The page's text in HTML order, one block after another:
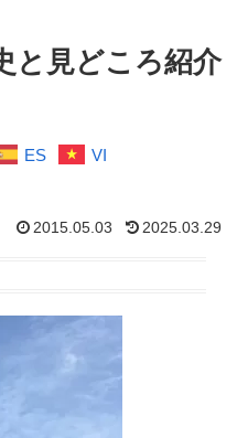
と見どころ紹介
ES VI
2015.05.03 2025.03.29